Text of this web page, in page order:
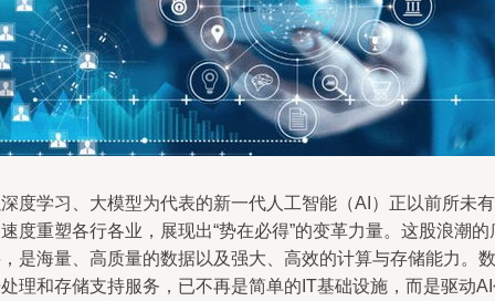
度学习、大模型为代表的新一代人工智能（AI）正以前所未有
度重塑各行各业，展现出“势在必得”的变革力量。这股浪潮的
是海量、高质量的数据以及强大、高效的计算与存储能力。数
理和存储支持服务，已不再是简单的IT基础设施，而是驱动